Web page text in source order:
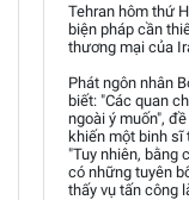
Tehran hôm thứ
biện pháp cần
thương mại của
Phát ngôn nhân
biết: "Các quan
ngoài ý muốn",
khiến một binh sĩ
"Tuy nhiên, bằng
có những tuyên
thấy vụ tấn công